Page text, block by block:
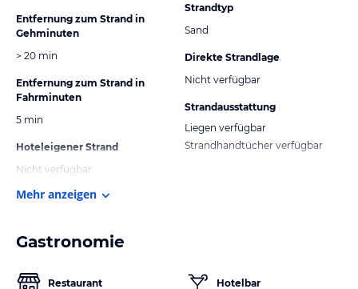
Entfernung zum Strand in
Gehminuten
> 20 min
Entfernung zum Strand in
Fahrminuten
5 min
Hoteleigener Strand
Nicht verfügbar
Strandtyp
Sand
Direkte Strandlage
Nicht verfügbar
Strandausstattung
Liegen verfügbar
Strandhandtücher verfügbar
Mehr anzeigen
Gastronomie
Restaurant Hotelbar